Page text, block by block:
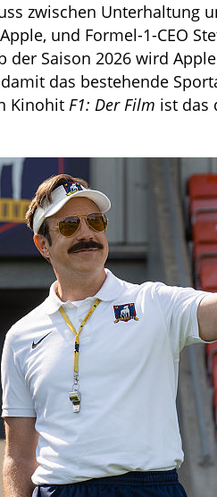
zwischen Unterhaltung
und Formel-1-CEO
der Saison 2026 wird
das bestehende
Kinohit F1: Der Film ist das